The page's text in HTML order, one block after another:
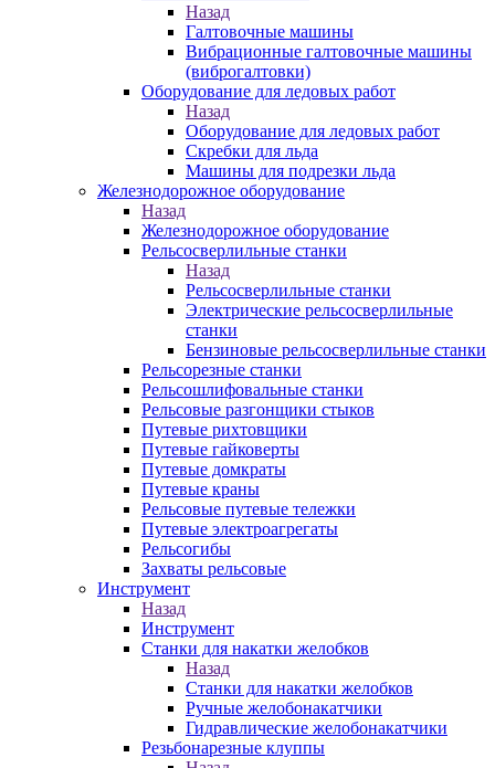
Назад
Галтовочные машины
Вибрационные галтовочные машины
(виброгалтовки)
Оборудование для ледовых работ
Назад
Оборудование для ледовых работ
Скребки для льда
Машины для подрезки льда
Железнодорожное оборудование
Назад
Железнодорожное оборудование
Рельсосверлильные станки
Назад
Рельсосверлильные станки
Электрические рельсосверлильные
станки
Бензиновые рельсосверлильные станки
Рельсорезные станки
Рельсошлифовальные станки
Рельсовые разгонщики стыков
Путевые рихтовщики
Путевые гайковерты
Путевые домкраты
Путевые краны
Рельсовые путевые тележки
Путевые электроагрегаты
Рельсогибы
Захваты рельсовые
Инструмент
Назад
Инструмент
Станки для накатки желобков
Назад
Станки для накатки желобков
Ручные желобонакатчики
Гидравлические желобонакатчики
Резьбонарезные клуппы